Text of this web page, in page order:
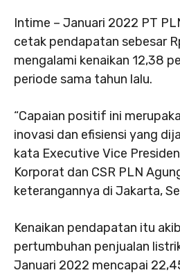
Intime – Januari 2022 PT
cetak pendapatan sebesar
mengalami kenaikan 12,38
periode sama tahun lalu.
“Capaian positif ini
inovasi dan efisiensi yang
kata Executive Vice
Korporat dan CSR PLN
keterangannya di Jakarta,
Kenaikan pendapatan itu
pertumbuhan penjualan
Januari 2022 mencapai